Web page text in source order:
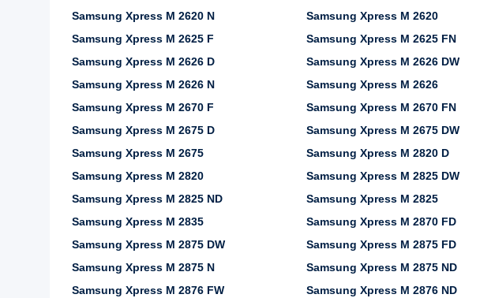
Samsung Xpress M 2620 N
Samsung Xpress M 2620
Samsung Xpress M 2625 F
Samsung Xpress M 2625 FN
Samsung Xpress M 2626 D
Samsung Xpress M 2626 DW
Samsung Xpress M 2626 N
Samsung Xpress M 2626
Samsung Xpress M 2670 F
Samsung Xpress M 2670 FN
Samsung Xpress M 2675 D
Samsung Xpress M 2675 DW
Samsung Xpress M 2675
Samsung Xpress M 2820 D
Samsung Xpress M 2820
Samsung Xpress M 2825 DW
Samsung Xpress M 2825 ND
Samsung Xpress M 2825
Samsung Xpress M 2835
Samsung Xpress M 2870 FD
Samsung Xpress M 2875 DW
Samsung Xpress M 2875 FD
Samsung Xpress M 2875 N
Samsung Xpress M 2875 ND
Samsung Xpress M 2876 FW
Samsung Xpress M 2876 ND